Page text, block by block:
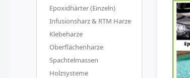
Epoxidhärter (Einzeln)
Infusionsharz & RTM Harze
Klebeharze
Oberflächenharze
Spachtelmassen
Holzsysteme